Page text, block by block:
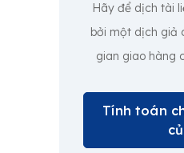
Hãy để dịch tài
bởi một dịch giả
gian giao hàng
Tính toán